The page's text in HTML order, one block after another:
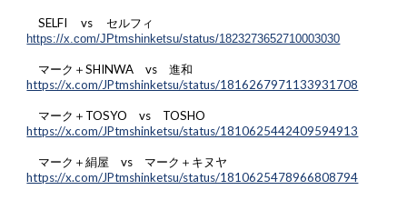
SELFI vs セルフィ
https://x.com/JPtmshinketsu/status/1823273652710003030
マーク＋SHINWA vs 進和
https://x.com/JPtmshinketsu/status/1816267971133931708
マーク＋TOSYO vs TOSHO
https://x.com/JPtmshinketsu/status/1810625442409594913
マーク＋絹屋 vs マーク＋キヌヤ
https://x.com/JPtmshinketsu/status/1810625478966808794